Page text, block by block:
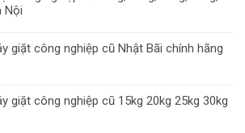
Nội
giặt công nghiệp cũ Nhật Bãi chính hãng
giặt công nghiệp cũ 15kg 20kg 25kg 30kg